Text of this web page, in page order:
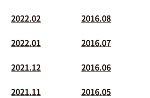
2022.02
2022.01
2021.12
2021.11
2016.08
2016.07
2016.06
2016.05